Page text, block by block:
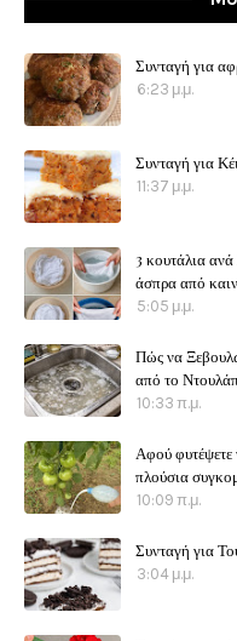
Συνταγή για
6:23 μ.μ.
Συνταγή για
11:37 μ.μ.
3 κουτάλια
άσπρα από
5:05 μ.μ.
Πώς να
από το
10:33 π.μ.
Αφού φυτέψετε
πλούσια
10:09 π.μ.
Συνταγή για
3:04 μ.μ.